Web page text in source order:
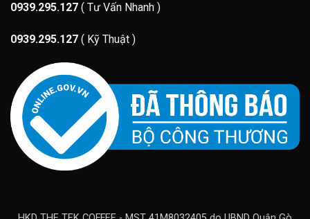
0939.295.127 ( Tư Vấn Nhanh )
0939.295.127 ( Kỹ Thuật )